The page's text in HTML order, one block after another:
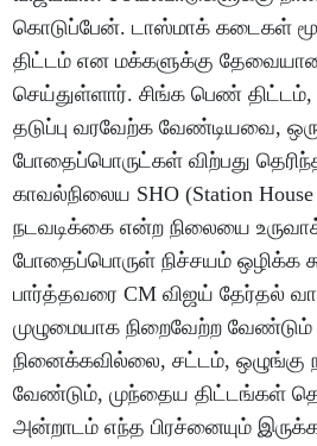
கொடுப்பேன். டாஸ்மாக் கடைகள்
திட்டம் என மக்களுக்கு
செய்துள்ளார். சிங்க பெண்
தடுப்பு வரவேற்க வேண்டியவை, ஒரு
போதைப்பொருட்கள் விற்பது
காவல்நிலைய SHO (Station
நடவடிக்கை என்ற நிலையை
போதைப்பொருள் நிச்சயம் ஒழிக்க
பார்த்தவரை CM விஜய் தேர்தல்
முழுமையாக நிறைவேற்ற
நினைக்கவில்லை, சட்டம், ஒழுங்கு
வேண்டும், முந்தைய திட்டங்கள்
அன்றாடம் எந்த பிரச்னையும்